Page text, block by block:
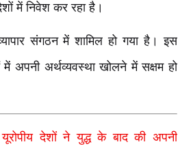
में निवेश कर रहा है।
संगठन में शामिल हो गया है। इस
अपनी अर्थव्यवस्था खोलने में सक्षम हो
देशों ने युद्ध के बाद की अपनी